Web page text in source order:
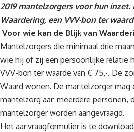
2019 mantelzorgers voor hun
Waardering, een VVV-bon ter
Voor wie kan de Blijk van
Mantelzorgers die minimaal drie
wie hij of zij een persoonlijke relatie
VVV-bon ter waarde van € 75,-. De
Waard wonen. De mantelzorger
mantelzorg aan meerdere personen,
mantelzorger worden aangevraagd.
Het aanvraagformulier is te